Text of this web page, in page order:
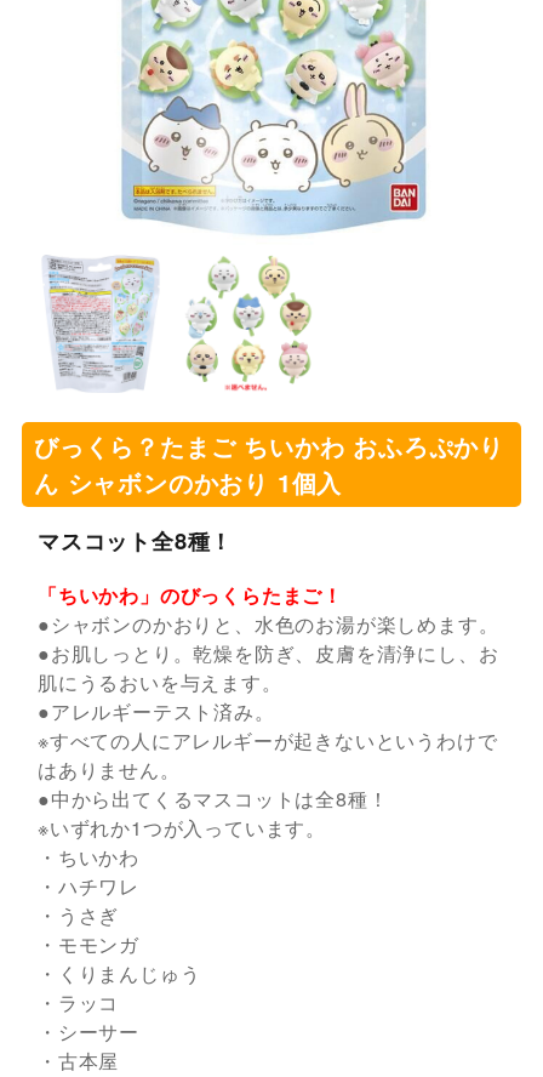
びっくら？たまご ちいかわ おふろぷかり
ん シャボンのかおり 1個入
マスコット全8種！
「ちいかわ」のびっくらたまご！
●シャボンのかおりと、水色のお湯が楽しめます。
●お肌しっとり。乾燥を防ぎ、皮膚を清浄にし、お
肌にうるおいを与えます。
●アレルギーテスト済み。
※すべての人にアレルギーが起きないというわけで
はありません。
●中から出てくるマスコットは全8種！
※いずれか1つが入っています。
・ちいかわ
・ハチワレ
・うさぎ
・モモンガ
・くりまんじゅう
・ラッコ
・シーサー
・古本屋